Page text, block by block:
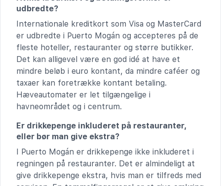
udbredte?
Internationale kreditkort som Visa og MasterCard
er udbredte i Puerto Mogán og accepteres på de
fleste hoteller, restauranter og større butikker.
Det kan alligevel være en god idé at have et
mindre beløb i euro kontant, da mindre caféer og
taxaer kan foretrække kontant betaling.
Hæveautomater er let tilgængelige i
havneområdet og i centrum.
Er drikkepenge inkluderet på restauranter,
eller bør man give ekstra?
I Puerto Mogán er drikkepenge ikke inkluderet i
regningen på restauranter. Det er almindeligt at
give drikkepenge ekstra, hvis man er tilfreds med